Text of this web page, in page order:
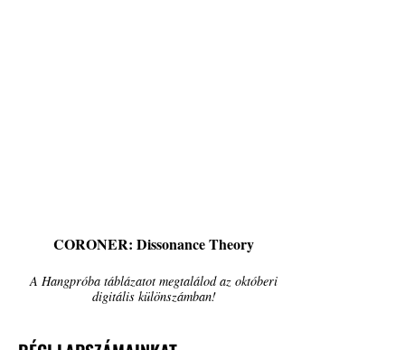
CORONER: Dissonance Theory
A Hangpróba táblázatot megtalálod az októberi
digitális különszámban!